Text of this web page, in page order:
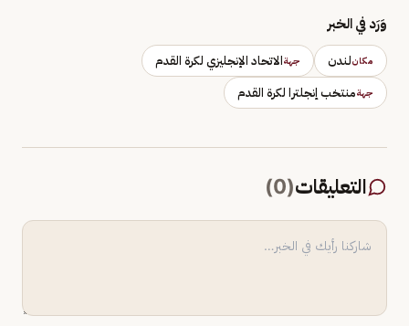
وَرَد في الخبر
مكانلندن جهةالاتحاد الإنجليزي لكرة القدم
جهةمنتخب إنجلترا لكرة القدم
التعليقات(
0
)